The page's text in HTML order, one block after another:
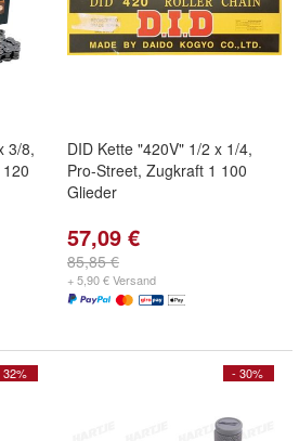
3/8,
DID Kette "420V" 1/2 x 1/4,
Pro-Street, Zugkraft 1 100
Glieder
57,09 €
85,85 €
+ 5,90 € Versand
32% - 30%